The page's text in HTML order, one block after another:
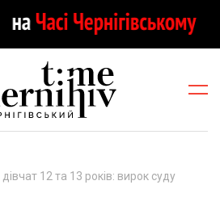
12 та 13 років: вирок суду